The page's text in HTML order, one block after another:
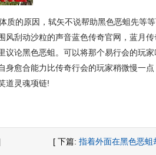
的原因，轼矢不说帮助黑色恶蛆先等
风刮动沙粒的声音蓝色传奇官网，蓝月
议论黑色恶蛆。可以将那个易行会的玩
身愈合能力比传奇行会的玩家稍微慢一
道灵魂项链!
[ 下篇: 指着外面在黑色恶蛆